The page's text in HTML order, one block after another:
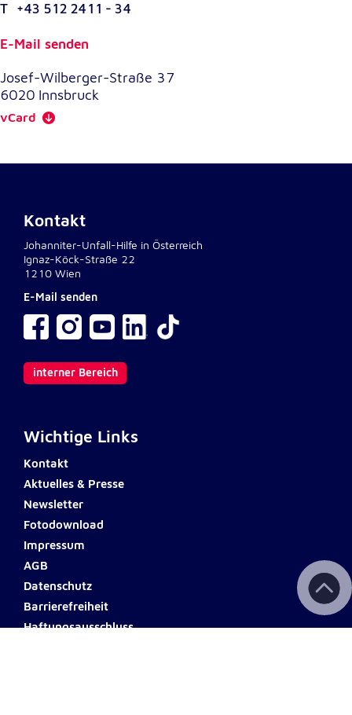
T +43 512 2411 - 34
E-Mail senden
Josef-Wilberger-Straße 37
6020 Innsbruck
vCard
Kontakt
Johanniter-Unfall-Hilfe in Österreich
Ignaz-Köck-Straße 22
1210 Wien
E-Mail senden
interner Bereich
Wichtige Links
Kontakt
Aktuelles & Presse
Newsletter
Fotodownload
Impressum
AGB
Datenschutz
Barrierefreiheit
Haftungsausschluss
Um Inhalte von Videoplattformen und
Kartendiensten anzeigen zu können, werden von
Zweck:
Einbinden und Anzeigen von Videos
Name:
NID
Anbieter:
Google LLC
Cookie Laufzeit: